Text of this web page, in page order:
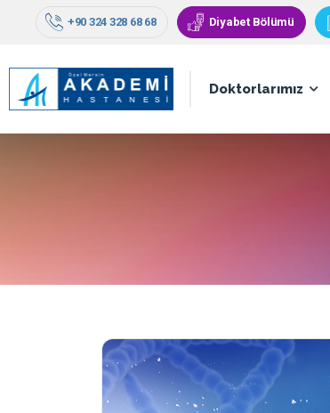
+90 324 328 68 68 Diyabet Bölümü
Doktorlarımız